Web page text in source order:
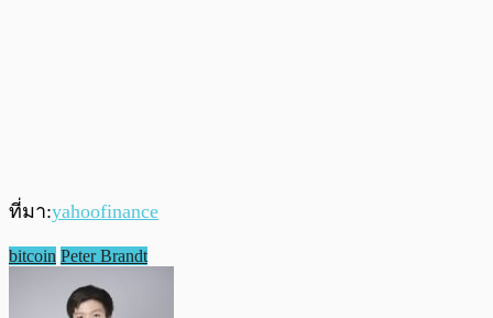
ที่มา:yahoofinance
bitcoin Peter Brandt